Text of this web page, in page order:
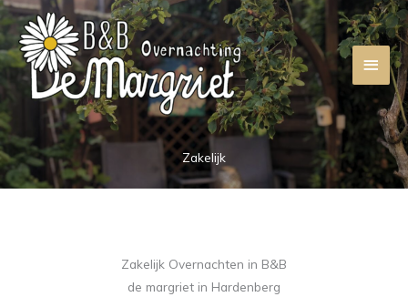
Ga
naar
de
inhoud
Zakelijk
Zakelijk Overnachten in B&B
de margriet in Hardenberg